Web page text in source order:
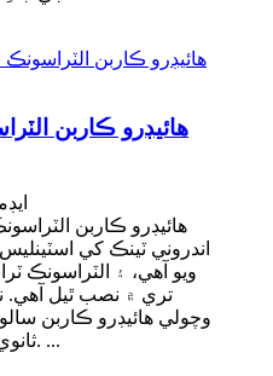
هائيڊرو ڪاربن
هائيڊرو ڪاربن
اندروني ٽينڪ کي
ويو آهي، ۽ الٽراسونڪ
تري ۾ نصب ٿيل آهي.
وچولي هائيڊرو ڪاربن
ثانوي صفائي لاءِ ٺهيل آهي. ...